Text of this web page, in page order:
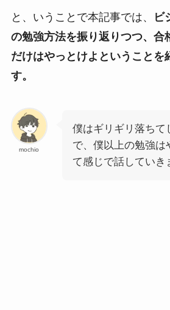
と、いうことで本記事では、
ビ
の勉強方法を振り返りつつ、合
だけはやっとけよということを
す。
mochio
僕はギリギリ落ちて
で、僕以上の勉強は
て感じで話していき